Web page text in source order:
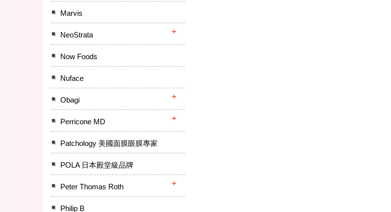
Marvis
NeoStrata
Now Foods
Nuface
Obagi
Perricone MD
Patchology 美國面膜眼膜專家
POLA 日本殿堂級品牌
Peter Thomas Roth
Philip B